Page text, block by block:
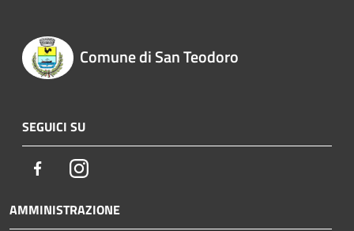
Comune di San Teodoro
SEGUICI SU
FacebookInstagram
AMMINISTRAZIONE